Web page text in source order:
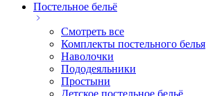
Постельное бельё
Смотреть все
Комплекты постельного белья
Наволочки
Пододеяльники
Простыни